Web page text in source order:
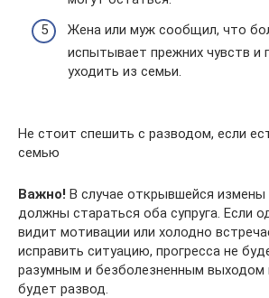
Жена или муж сообщил, что
испытывает прежних чувств и
уходить из семьи.
Не стоит спешить с разводом, если
семью
Важно! В случае открывшейся
должны стараться оба супруга. Если
видит мотивации или холодно
исправить ситуацию, прогресса не
разумным и безболезненным выходом
будет развод.